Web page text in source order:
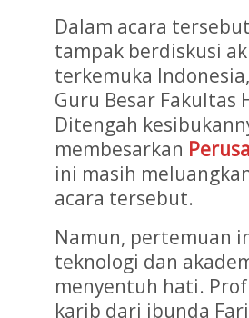
Dalam acara
tampak berdiskusi
terkemuka Indonesia,
Guru Besar Fakultas
Ditengah
membesarkan
ini masih
acara tersebut.
Namun, pertemuan
teknologi dan
menyentuh hati.
karib dari ibunda